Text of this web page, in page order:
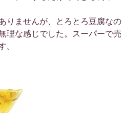
りませんが、とろとろ豆腐なの
理な感じでした。スーパーで売
。